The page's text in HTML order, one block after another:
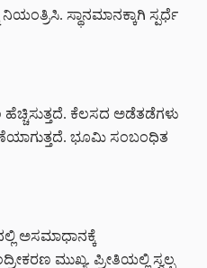
ನಿಯಂತ್ರಿಸಿ. ಸ್ಥಾನಮಾನಕ್ಕಾಗಿ ಸ್ಪರ್ಧೆ
ಕೆಲಸದ ಅಡೆತಡೆಗಳು
ಭೂಮಿ ಸಂಬಂಧಿತ
ಅಸಮಾಧಾನಕ್ಕೆ
ಮುಖ್ಯ. ಪ್ರೀತಿಯಲ್ಲಿ ಸ್ವಲ್ಪ